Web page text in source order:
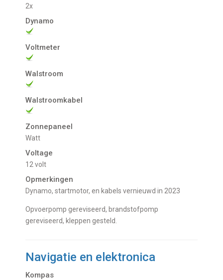
2x
Dynamo
Voltmeter
Walstroom
Walstroomkabel
Zonnepaneel
Watt
Voltage
12 volt
Opmerkingen
Dynamo, startmotor, en kabels vernieuwd in 2023
Opvoerpomp gereviseerd, brandstofpomp
gereviseerd, kleppen gesteld.
Navigatie en elektronica
Kompas